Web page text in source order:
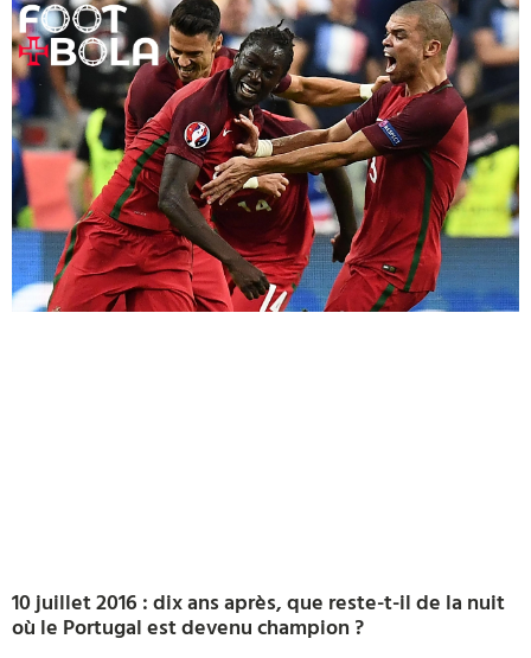
10 juillet 2016 : dix ans après, que reste-t-il de la nuit
où le Portugal est devenu champion ?